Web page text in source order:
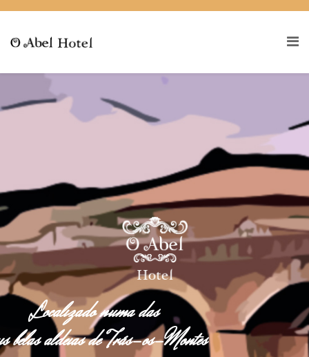
Localizado numa das
belas aldeias de Trás-os-Montes